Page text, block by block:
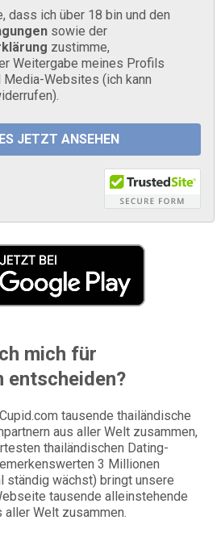
dass ich über 18 bin und den
sowie der
zustimme,
Weitergabe meines Profils
Media-Websites (ich kann
mich für
entscheiden?
tausende thailändische
aus aller Welt zusammen,
thailändischen Dating-
3 Millionen
ständig wächst) bringt unsere
tausende alleinstehende
aller Welt zusammen.